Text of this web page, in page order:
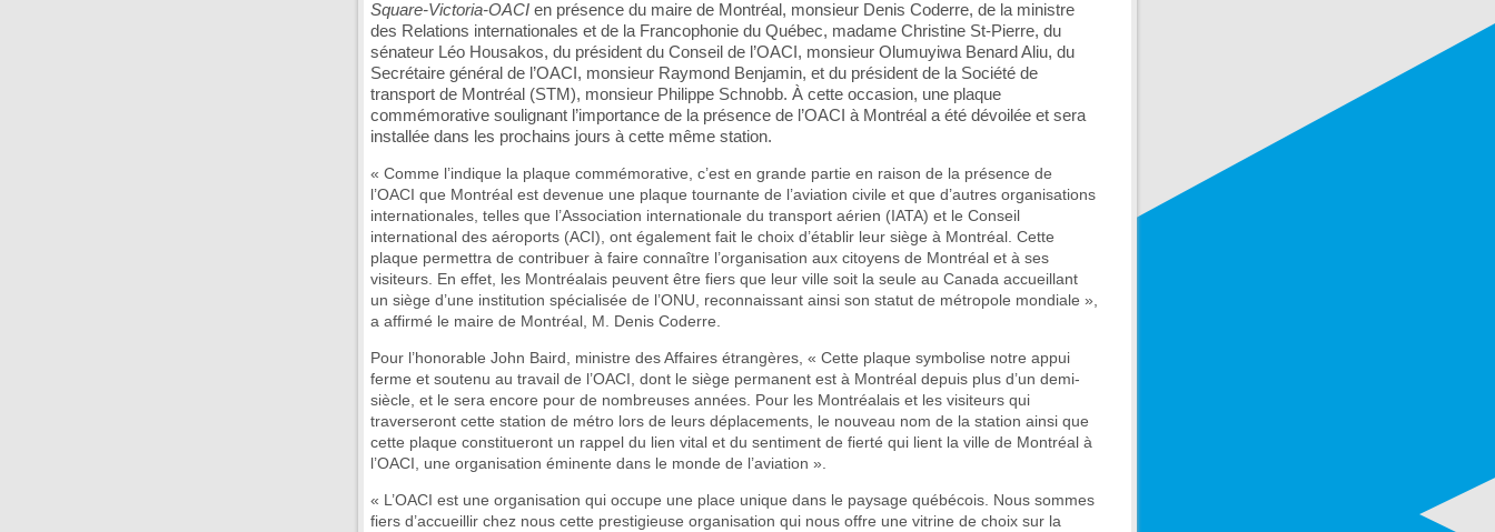
Square-Victoria-OACI en présence du maire de Montréal, monsieur Denis Coderre, de la ministre
des Relations internationales et de la Francophonie du Québec, madame Christine St-Pierre, du
sénateur Léo Housakos, du président du Conseil de l’OACI, monsieur Olumuyiwa Benard Aliu, du
Secrétaire général de l’OACI, monsieur Raymond Benjamin, et du président de la Société de
transport de Montréal (STM), monsieur Philippe Schnobb. À cette occasion, une plaque
commémorative soulignant l’importance de la présence de l’OACI à Montréal a été dévoilée et sera
installée dans les prochains jours à cette même station.
« Comme l’indique la plaque commémorative, c’est en grande partie en raison de la présence de
l’OACI que Montréal est devenue une plaque tournante de l’aviation civile et que d’autres organisations
internationales, telles que l’Association internationale du transport aérien (IATA) et le Conseil
international des aéroports (ACI), ont également fait le choix d’établir leur siège à Montréal. Cette
plaque permettra de contribuer à faire connaître l’organisation aux citoyens de Montréal et à ses
visiteurs. En effet, les Montréalais peuvent être fiers que leur ville soit la seule au Canada accueillant
un siège d’une institution spécialisée de l’ONU, reconnaissant ainsi son statut de métropole mondiale »,
a affirmé le maire de Montréal, M. Denis Coderre.
Pour l’honorable John Baird, ministre des Affaires étrangères, « Cette plaque symbolise notre appui
ferme et soutenu au travail de l’OACI, dont le siège permanent est à Montréal depuis plus d’un demi-
siècle, et le sera encore pour de nombreuses années. Pour les Montréalais et les visiteurs qui
traverseront cette station de métro lors de leurs déplacements, le nouveau nom de la station ainsi que
cette plaque constitueront un rappel du lien vital et du sentiment de fierté qui lient la ville de Montréal à
l’OACI, une organisation éminente dans le monde de l’aviation ».
« L’OACI est une organisation qui occupe une place unique dans le paysage québécois. Nous sommes
fiers d’accueillir chez nous cette prestigieuse organisation qui nous offre une vitrine de choix sur la